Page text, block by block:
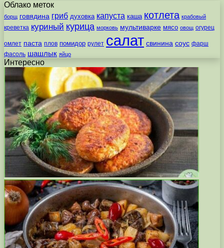
Облако меток
борщ говядина гриб духовка капуста каша котлета крабовый
креветка куриный курица морковь мультиварке мясо овощ огурец
омлет паста плов помидор рулет салат свинина соус фарш
фасоль шашлык яйцо
Интересно